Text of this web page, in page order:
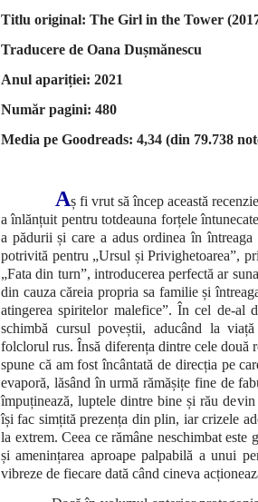
Titlu original: The Girl in the Tower
Traducere de Oana Dușmănescu
Anul apariției: 2021
Număr pagini: 480
Media pe Goodreads: 4,34 (din 79.738
Aș fi vrut să încep această
a înlănțuit pentru totdeauna forțele
a pădurii și care a adus ordinea în
potrivită pentru „Ursul și Privighetoarea”,
„Fata din turn”, introducerea perfectă ar
din cauza căreia propria sa familie și
atingerea spiritelor malefice”. În cel de-
schimbă cursul poveștii, aducând la
folclorul rus. Însă diferența dintre cele două
spune că am fost încântată de direcția pe
evaporă, lăsând în urmă rămășițe fine de
împuținează, luptele dintre bine și rău
își fac simțită prezența din plin, iar crizele
la extrem. Ceea ce rămâne neschimbat
și amenințarea aproape palpabilă a unui
vibreze de fiecare dată când cineva